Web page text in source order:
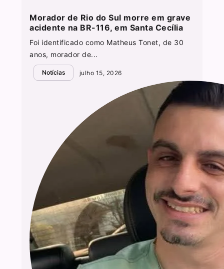
Morador de Rio do Sul morre em grave
acidente na BR-116, em Santa Cecília
Foi identificado como Matheus Tonet, de 30
anos, morador de...
Notícias julho 15, 2026